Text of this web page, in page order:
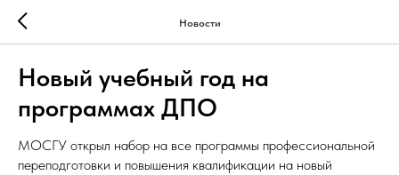
Новости
Новый учебный год на
программах ДПО
МОСГУ открыл набор на все программы профессиональной
переподготовки и повышения квалификации на новый